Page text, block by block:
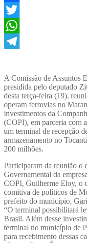
Facebook
Twitter
WhatsApp
A Comissão de Assuntos
presidida pelo deputado
desta terça-feira (19),
operam ferrovias no
investimentos da
(COPI), em parceria com
um terminal de recepção
armazenamento no
200 milhões.
Participaram da reunião o
Governamental da
COPI, Guilherme Eloy, o
comitiva de políticos de
prefeito do município,
“O terminal possibilitará
Brasil. Além desse
terminal no município de
para recebimento dessas